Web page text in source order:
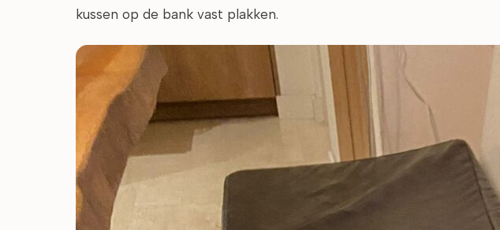
kussen op de bank vast plakken.